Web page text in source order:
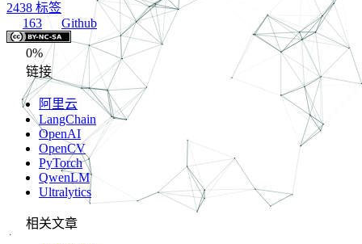
2438 标签
163
Github
0%
链接
阿里云
LangChain
OpenAI
OpenCV
PyTorch
QwenLM
Ultralytics
相关文章